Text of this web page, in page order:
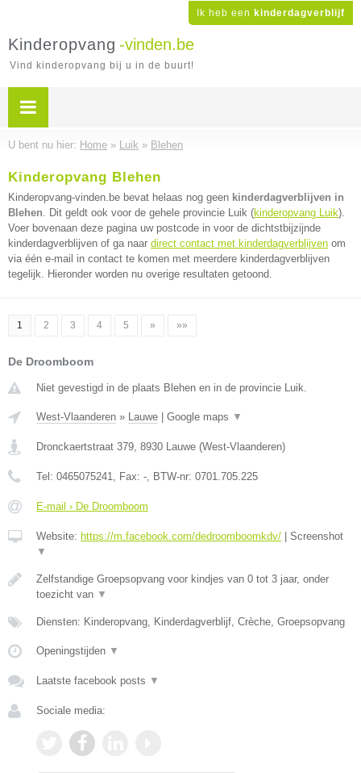
Ik heb een kinderdagverblijf
Kinderopvang -vinden.be
Vind kinderopvang bij u in de buurt!
U bent nu hier: Home » Luik » Blehen
Kinderopvang Blehen
Kinderopvang-vinden.be bevat helaas nog geen kinderdagverblijven in
Blehen. Dit geldt ook voor de gehele provincie Luik (kinderopvang Luik).
Voer bovenaan deze pagina uw postcode in voor de dichtstbijzijnde
kinderdagverblijven of ga naar direct contact met kinderdagverblijven om
via één e-mail in contact te komen met meerdere kinderdagverblijven
tegelijk. Hieronder worden nu overige resultaten getoond.
1 2 3 4 5 » »»
De Droomboom
Niet gevestigd in de plaats Blehen en in de provincie Luik.
West-Vlaanderen » Lauwe Google maps ▼
Dronckaertstraat 379, 8930 Lauwe (West-Vlaanderen)
Tel: 0465075241, Fax: -, BTW-nr: 0701.705.225
E-mail › De Droomboom
Website: https://m.facebook.com/dedroomboomkdv/
Screenshot
▼
Zelfstandige Groepsopvang voor kindjes van 0 tot 3 jaar, onder
toezicht van ▼
Diensten: Kinderopvang, Kinderdagverblijf, Crèche, Groepsopvang
Openingstijden ▼
Laatste facebook posts ▼
Sociale media: